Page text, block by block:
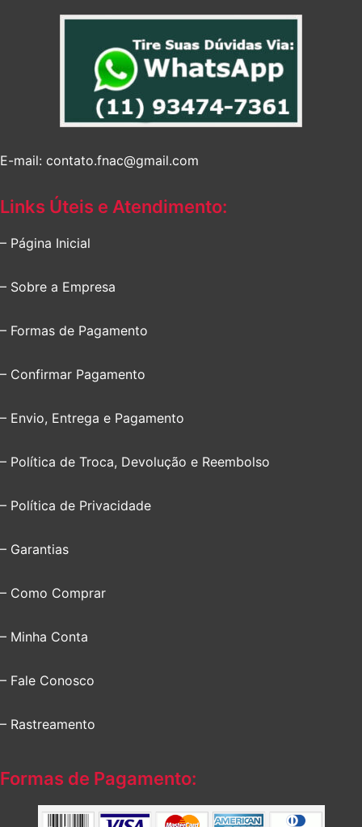
E-mail: contato.fnac@gmail.com
Links Úteis e Atendimento:
– Página Inicial
– Sobre a Empresa
– Formas de Pagamento
– Confirmar Pagamento
– Envio, Entrega e Pagamento
– Política de Troca, Devolução e Reembolso
– Política de Privacidade
– Garantias
– Como Comprar
– Minha Conta
– Fale Conosco
– Rastreamento
Formas de Pagamento: